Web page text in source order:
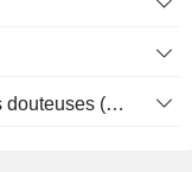
Provision cumulée pour créances douteuses (Supple)